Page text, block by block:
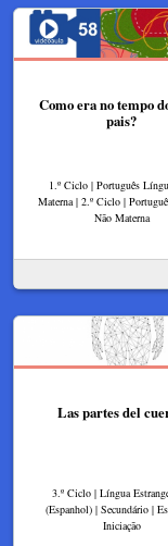
Como era no tempo
pais?
1.º Ciclo | Português
Materna | 2.º Ciclo |
Não Materna
Las partes del
3.º Ciclo | Língua
(Espanhol) | Secundário |
Iniciação